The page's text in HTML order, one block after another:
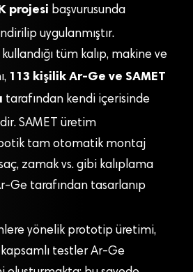
projesi başvurusunda
uygulanmıştır.
tüm kalıp, makine ve
113 kişilik Ar-Ge ve SAMET
tarafından kendi içerisinde
. SAMET üretim
tam otomatik montaj
zamak vs. gibi kalıplama
Ge tarafından tasarlanıp
yönelik prototip üretimi,
testler Ar-Ge